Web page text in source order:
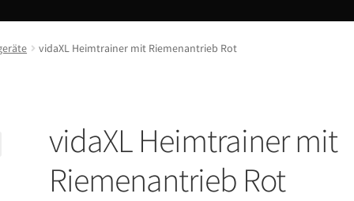
vidaXL Heimtrainer mit Riemenantrieb Rot
vidaXL Heimtrainer mit
Riemenantrieb Rot